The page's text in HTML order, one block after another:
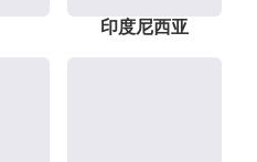
印度尼西亚